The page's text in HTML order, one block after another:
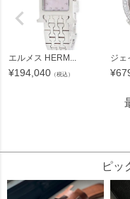
エルメス HERM...
¥194,040 （税込）
ジェ
¥
ピッ